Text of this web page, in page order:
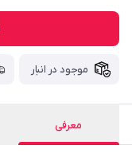
موجود در انبار
معرفی